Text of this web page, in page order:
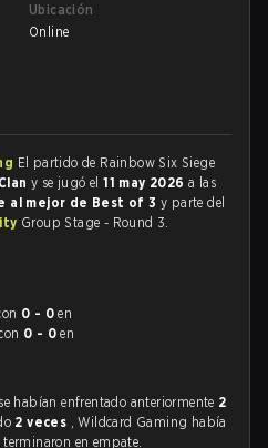
Ubicación
Online
El partido de Rainbow Six Siege
y se jugó el11 may 2026a las
al mejor de Best of 3y parte del
Group Stage - Round 3.
0 - 0 en
0 - 0 en
habían enfrentado anteriormente 2
2 veces , Wildcard Gaming había
terminaron en empate.